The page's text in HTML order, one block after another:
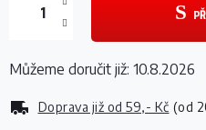
Doprava již od 59,- Kč (od
Můžeme doručit již: 10.8.2026